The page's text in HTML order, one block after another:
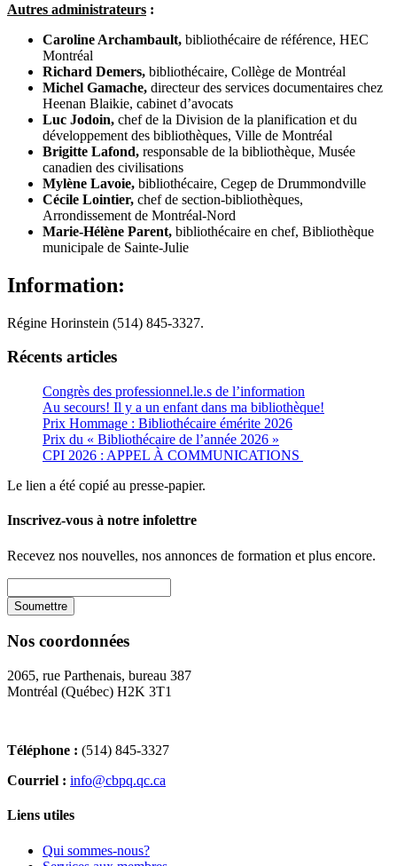
Autres administrateurs :
Caroline Archambault, bibliothécaire de référence, HEC
Montréal
Richard Demers, bibliothécaire, Collège de Montréal
Michel Gamache, directeur des services documentaires chez
Heenan Blaikie, cabinet d’avocats
Luc Jodoin, chef de la Division de la planification et du
développement des bibliothèques, Ville de Montréal
Brigitte Lafond, responsable de la bibliothèque, Musée
canadien des civilisations
Mylène Lavoie, bibliothécaire, Cegep de Drummondville
Cécile Lointier, chef de section-bibliothèques,
Arrondissement de Montréal-Nord
Marie-Hélène Parent, bibliothécaire en chef, Bibliothèque
municipale de Sainte-Julie
Information:
Régine Horinstein (514) 845-3327.
Récents articles
Congrès des professionnel.le.s de l’information
Au secours! Il y a un enfant dans ma bibliothèque!
Prix Hommage : Bibliothécaire émérite 2026
Prix du « Bibliothécaire de l’année 2026 »
CPI 2026 : APPEL À COMMUNICATIONS
Le lien a été copié au presse-papier.
Inscrivez-vous à notre infolettre
Recevez nos nouvelles, nos annonces de formation et plus encore.
Nos coordonnées
2065, rue Parthenais, bureau 387
Montréal (Québec) H2K 3T1
Téléphone : (514) 845-3327
Courriel : info@cbpq.qc.ca
Liens utiles
Qui sommes-nous?